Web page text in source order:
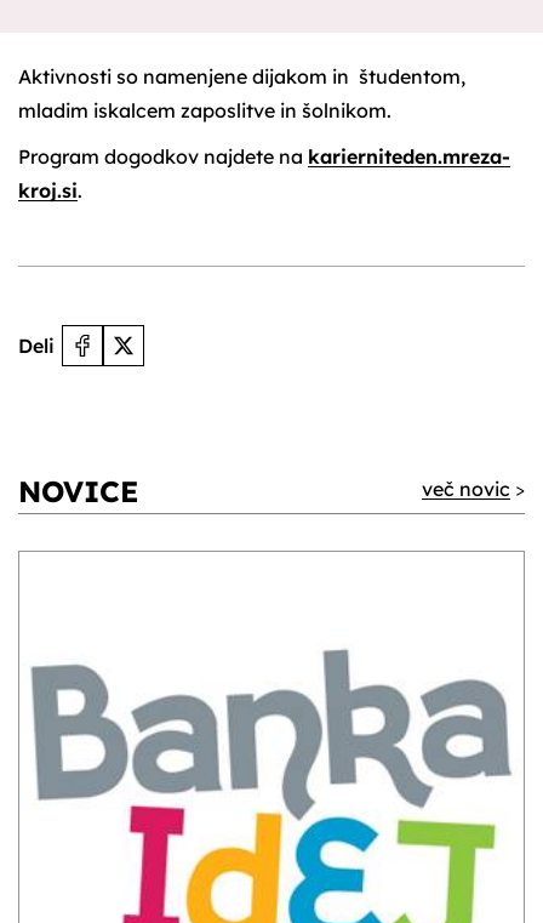
Aktivnosti so namenjene dijakom in študentom,
mladim iskalcem zaposlitve in šolnikom.
Program dogodkov najdete na karierniteden.mreza-
kroj.si.
Deli
NOVICE več novic >